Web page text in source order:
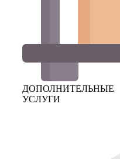
ДОПОЛНИТЕЛЬНЫЕ
УСЛУГИ